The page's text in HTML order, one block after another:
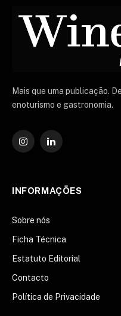
Mais que uma publicação.
enoturismo e gastronomia.
Instagram
O
INFORMAÇÕES
Sobre nós
Ficha Técnica
Estatuto Editorial
Contacto
Política de Privacidade